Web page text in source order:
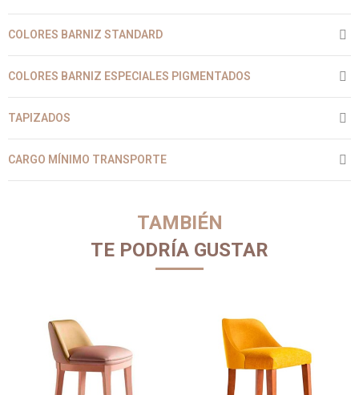
COLORES BARNIZ STANDARD
COLORES BARNIZ ESPECIALES PIGMENTADOS
TAPIZADOS
CARGO MÍNIMO TRANSPORTE
TAMBIÉN
TE PODRÍA GUSTAR